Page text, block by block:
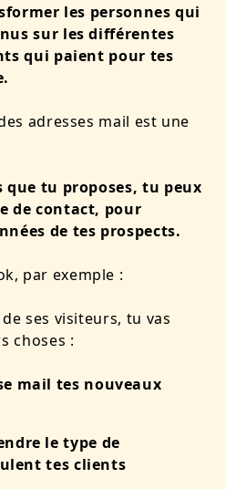
les personnes qui
sur les différentes
qui paient pour tes
adresses mail est une
que tu proposes, tu peux
de contact, pour
de tes prospects.
par exemple :
ses visiteurs, tu vas
choses :
mail tes nouveaux
le type de
tes clients